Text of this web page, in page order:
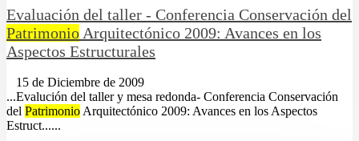
Evaluación del taller - Conferencia Conservación del
Patrimonio Arquitectónico 2009: Avances en los
Aspectos Estructurales
15 de Diciembre de 2009
...Evalución del taller y mesa redonda- Conferencia Conservación
del Patrimonio Arquitectónico 2009: Avances en los Aspectos
Estruct......